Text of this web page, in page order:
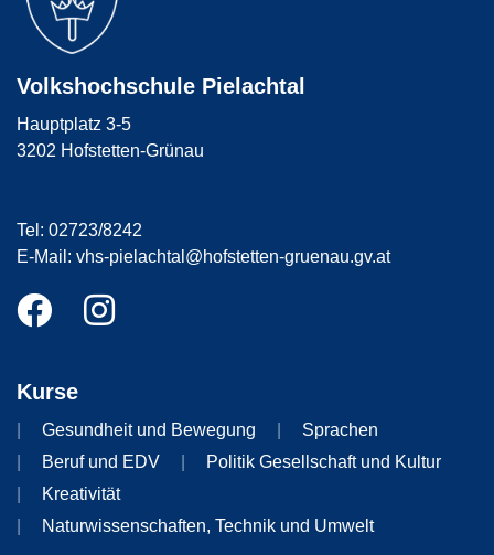
Volkshochschule Pielachtal
Hauptplatz 3-5
3202 Hofstetten-Grünau
Tel: 02723/8242
E-Mail: vhs-pielachtal@hofstetten-gruenau.gv.at
Kurse
Gesundheit und Bewegung
Sprachen
Beruf und EDV
Politik Gesellschaft und Kultur
Kreativität
Naturwissenschaften, Technik und Umwelt